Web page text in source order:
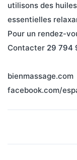
utilisons des
essentielles
Pour un rendez-
Contacter 29 794
bienmassage.com
facebook.com/